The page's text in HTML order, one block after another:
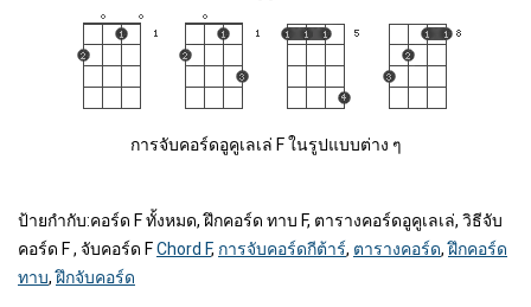
การจับคอร์ดอูคูเลเล่ F ในรูปแบบต่าง ๆ
ป้ายกำกับ:คอร์ด F ทั้งหมด, ฝึกคอร์ด ทาบ F, ตารางคอร์ดอูคูเลเล่, วิธีจับ
คอร์ด F , จับคอร์ด FChord F, การจับคอร์ดกีต้าร์, ตารางคอร์ด,ฝึกคอร์ด
ทาบ,ฝึกจับคอร์ด